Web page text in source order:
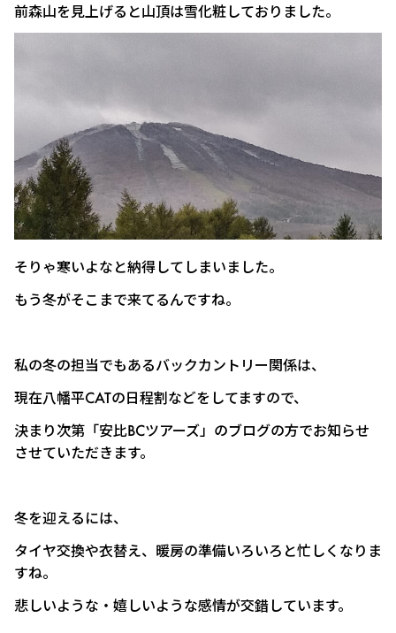
前森山を見上げると山頂は雪化粧しておりました。
そりゃ寒いよなと納得してしまいました。
もう冬がそこまで来てるんですね。
私の冬の担当でもあるバックカントリー関係は、
現在八幡平CATの日程割などをしてますので、
決まり次第「安比BCツアーズ」のブログの方でお知らせ
させていただきます。
冬を迎えるには、
タイヤ交換や衣替え、暖房の準備いろいろと忙しくなりま
すね。
悲しいような・嬉しいような感情が交錯しています。